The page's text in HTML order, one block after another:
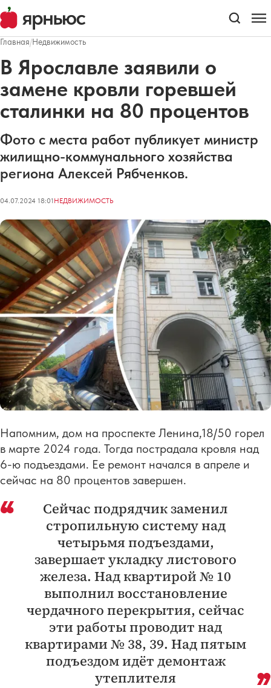
Главная/Недвижимость
В Ярославле заявили о
замене кровли горевшей
сталинки на 80 процентов
Фото с места работ публикует министр
жилищно-коммунального хозяйства
региона Алексей Рябченков.
04.07.2024 18:01НЕДВИЖИМОСТЬ
Напомним, дом на проспекте Ленина,18/50 горел
в марте 2024 года. Тогда пострадала кровля над
6-ю подъездами. Ее ремонт начался в апреле и
сейчас на 80 процентов завершен.
Сейчас подрядчик заменил
стропильную систему над
четырьмя подъездами,
завершает укладку листового
железа. Над квартирой № 10
выполнил восстановление
чердачного перекрытия, сейчас
эти работы проводит над
квартирами № 38, 39. Над пятым
подъездом идёт демонтаж
утеплителя